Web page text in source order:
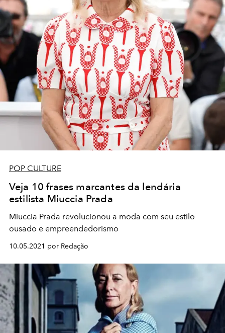
POP CULTURE
Veja 10 frases marcantes da lendária
estilista Miuccia Prada
Miuccia Prada revolucionou a moda com seu estilo
ousado e empreendedorismo
10.05.2021 por Redação